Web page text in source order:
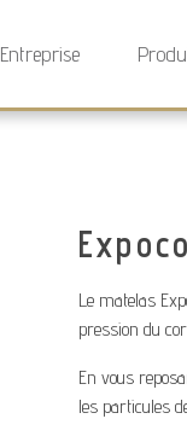
Entreprise
Le matelas
pression du
En vous
les particules